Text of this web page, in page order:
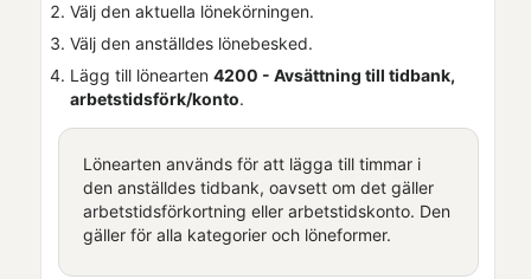
Välj den aktuella lönekörningen.
Välj den anställdes lönebesked.
Lägg till lönearten 4200 - Avsättning till tidbank,
arbetstidsförk/konto.
Lönearten används för att lägga till timmar i
den anställdes tidbank, oavsett om det gäller
arbetstidsförkortning eller arbetstidskonto. Den
gäller för alla kategorier och löneformer.